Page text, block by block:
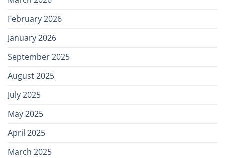
February 2026
January 2026
September 2025
August 2025
July 2025
May 2025
April 2025
March 2025